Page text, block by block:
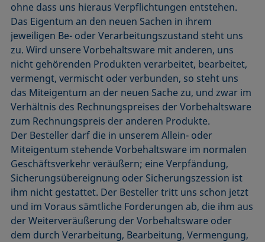
ohne dass uns hieraus Verpflichtungen entstehen.
Das Eigentum an den neuen Sachen in ihrem
jeweiligen Be- oder Verarbeitungszustand steht uns
zu. Wird unsere Vorbehaltsware mit anderen, uns
nicht gehörenden Produkten verarbeitet, bearbeitet,
vermengt, vermischt oder verbunden, so steht uns
das Miteigentum an der neuen Sache zu, und zwar im
Verhältnis des Rechnungspreises der Vorbehaltsware
zum Rechnungspreis der anderen Produkte.
Der Besteller darf die in unserem Allein- oder
Miteigentum stehende Vorbehaltsware im normalen
Geschäftsverkehr veräußern; eine Verpfändung,
Sicherungsübereignung oder Sicherungszession ist
ihm nicht gestattet. Der Besteller tritt uns schon jetzt
und im Voraus sämtliche Forderungen ab, die ihm aus
der Weiterveräußerung der Vorbehaltsware oder
dem durch Verarbeitung, Bearbeitung, Vermengung,